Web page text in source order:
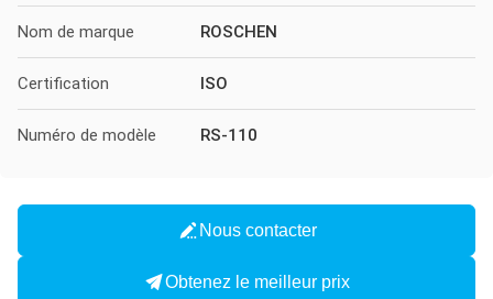
Nom de marque ROSCHEN
Certification ISO
Numéro de modèle RS-110
Nous contacter
Obtenez le meilleur prix